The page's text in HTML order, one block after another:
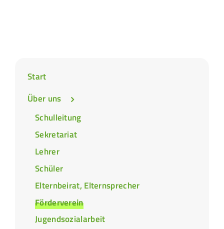
Start
Über uns
Schulleitung
Sekretariat
Lehrer
Schüler
Elternbeirat, Elternsprecher
Förderverein
Jugendsozialarbeit